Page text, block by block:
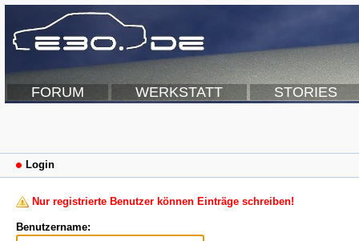
FORUM WERKSTATT STORIES
Login
Nur registrierte Benutzer können Einträge schreiben!
Benutzername: